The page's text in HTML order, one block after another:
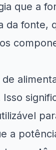
que a
da fonte,
Isso
a